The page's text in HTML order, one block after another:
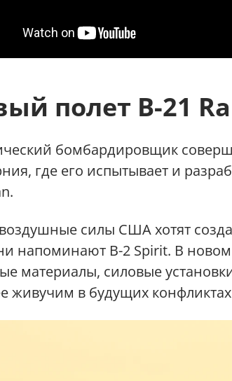
полет B-21
бомбардировщик
где его испытывает и
силы США хотят
напоминают B-2 Spirit. В
материалы, силовые
живучим в будущих